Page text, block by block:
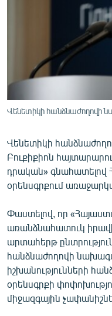
ՄԵԿՆԱԲԱՆՈՒԹՅՈՒՆ
ՏՏ ԵՒ ԻՆՏԵՐՆԵՏ
ԿՈՐՈՆԱՎԻՐՈՒՍ
ԱՐԽԻՎ
ՏԵՍԱՆՅՈՒԹԵՐ
ՁԳՏԵԼՈՎ
ՓՈԴՔԱՍԹ
English
Русский
ՀԵՏԵՎԵՔ ՄԵԶ
Վենետիկի հանձնաժողովի
Վենետիկի
Բուքիքիոն
դրական»
օրենսգրքում
Փաստելով, որ
առանձնահատուկ
արտահերթ
հանձնաժողովի
իշխանությունների
օրենսգրքի
միջազգային